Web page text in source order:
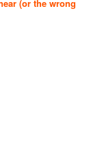
(or the wrong